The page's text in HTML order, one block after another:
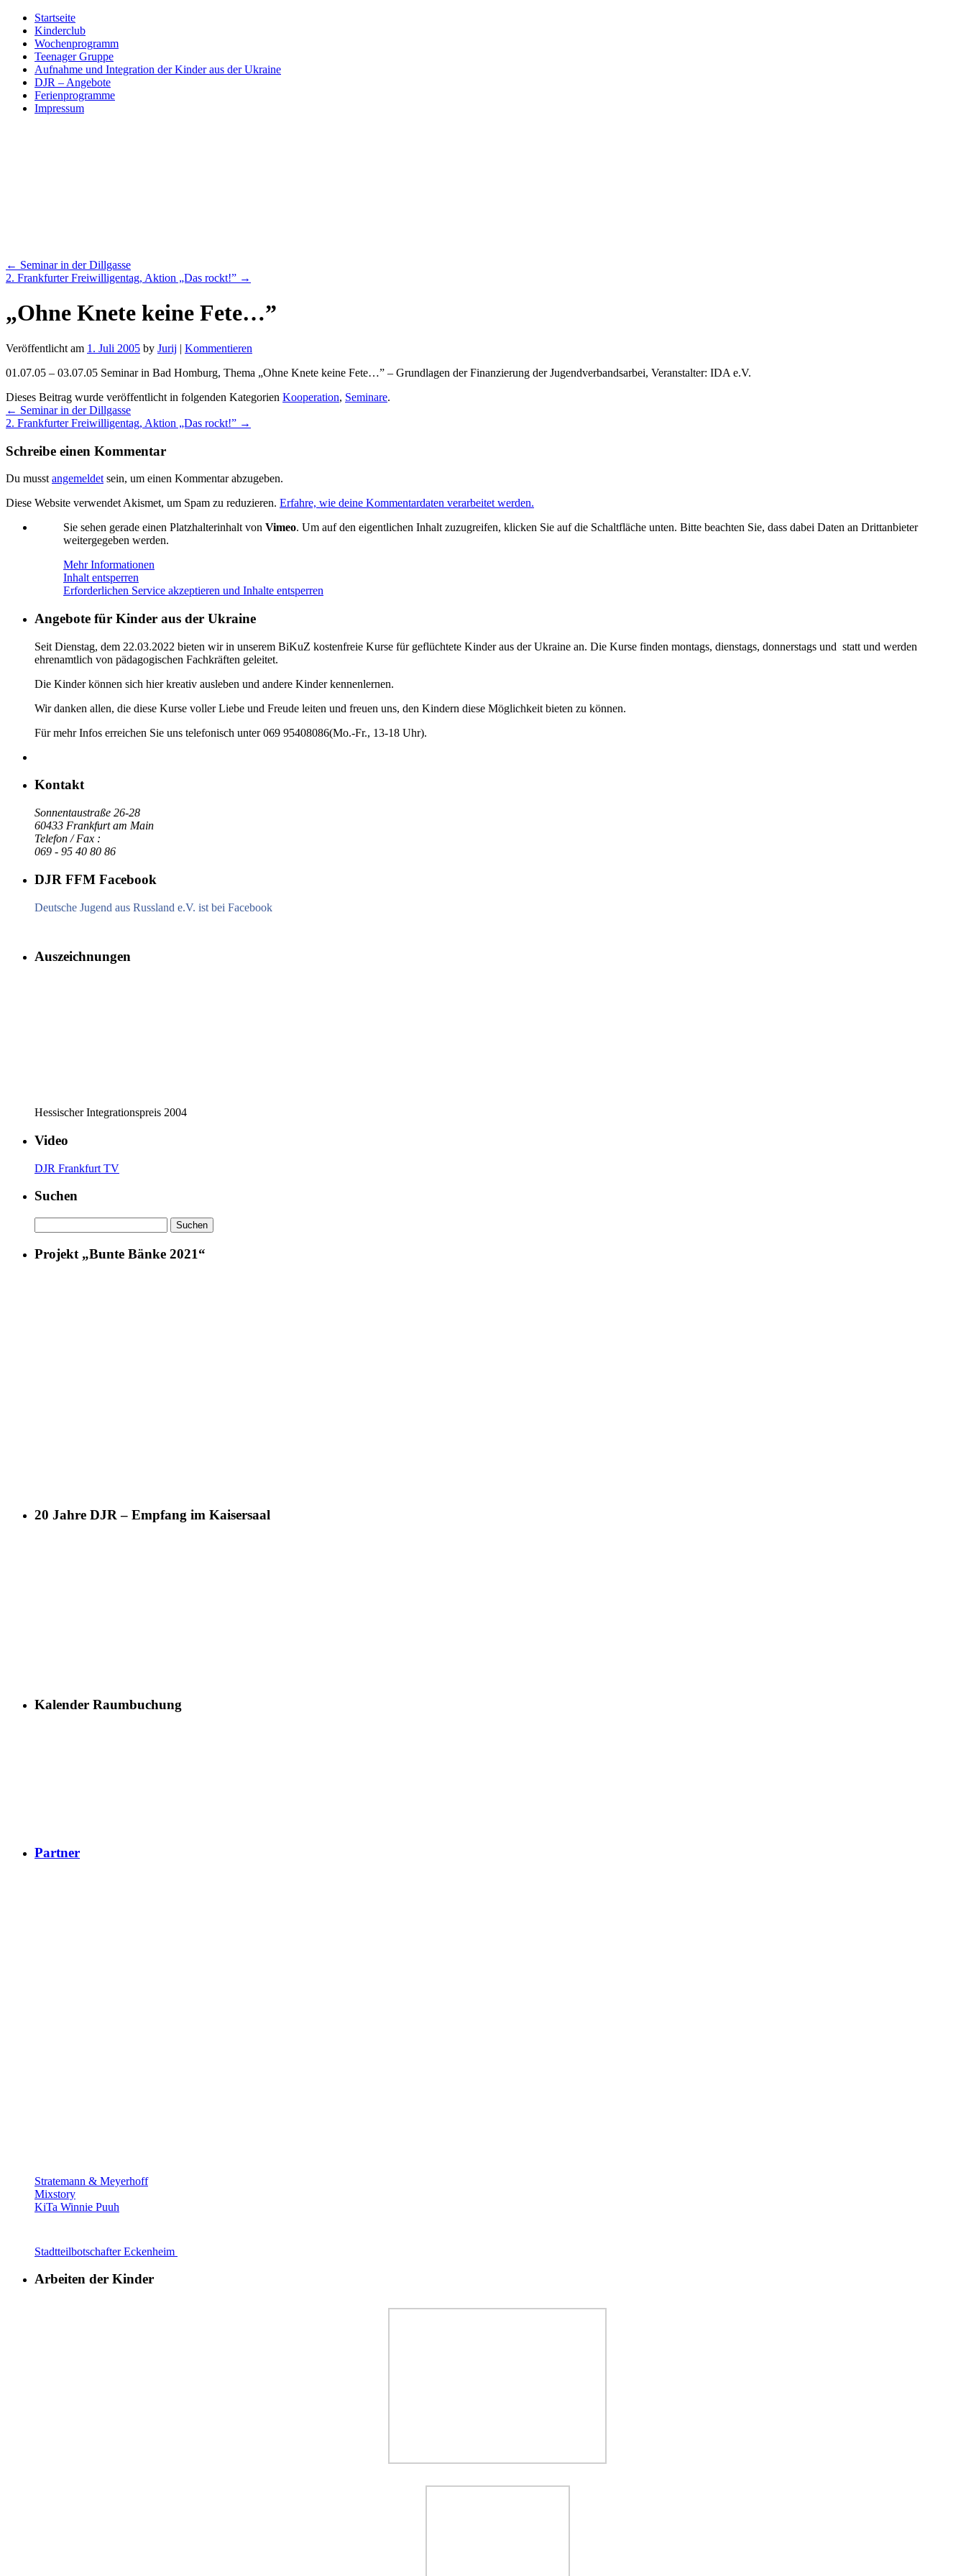
Skip
content
Startseite
Kinderclub
Wochenprogramm
Teenager Gruppe
Aufnahme und Integration der Kinder aus der Ukraine
DJR – Angebote
Ferienprogramme
Impressum
← Seminar in der Dillgasse
2. Frankfurter Freiwilligentag, Aktion „Das rockt!” →
„Ohne Knete keine Fete…”
Veröffentlicht am 1. Juli 2005 by Jurij | Kommentieren
01.07.05 – 03.07.05 Seminar in Bad Homburg, Thema „Ohne Knete keine Fete…” – Grundlagen der Finanzierung der Jugendverbandsarbei, Veranstalter: IDA e.V.
Dieses Beitrag wurde veröffentlicht in folgenden Kategorien Kooperation, Seminare.
← Seminar in der Dillgasse
2. Frankfurter Freiwilligentag, Aktion „Das rockt!” →
Schreibe einen Kommentar
Du musst angemeldet sein, um einen Kommentar abzugeben.
Diese Website verwendet Akismet, um Spam zu reduzieren. Erfahre, wie deine Kommentardaten verarbeitet werden.
Sie sehen gerade einen Platzhalterinhalt von Vimeo. Um auf den eigentlichen Inhalt zuzugreifen, klicken Sie auf die Schaltfläche unten. Bitte beachten Sie, dass dabei Daten an Drittanbieter
weitergegeben werden.
Mehr Informationen
Inhalt entsperren
Erforderlichen Service akzeptieren und Inhalte entsperren
Angebote für Kinder aus der Ukraine
Seit Dienstag, dem 22.03.2022 bieten wir in unserem BiKuZ kostenfreie Kurse für geflüchtete Kinder aus der Ukraine an. Die Kurse finden montags, dienstags, donnerstags und statt und werden
ehrenamtlich von pädagogischen Fachkräften geleitet.
Die Kinder können sich hier kreativ ausleben und andere Kinder kennenlernen.
Wir danken allen, die diese Kurse voller Liebe und Freude leiten und freuen uns, den Kindern diese Möglichkeit bieten zu können.
Für mehr Infos erreichen Sie uns telefonisch unter 069 95408086(Mo.-Fr., 13-18 Uhr).
Kontakt
Sonnentaustraße 26-28
60433 Frankfurt am Main
Telefon / Fax :
069 - 95 40 80 86
DJR FFM Facebook
Deutsche Jugend aus Russland e.V. ist bei Facebook
Auszeichnungen
Hessischer Integrationspreis 2004
Video
DJR Frankfurt TV
Suchen
nach:
Projekt „Bunte Bänke 2021“
20 Jahre DJR – Empfang im Kaisersaal
Kalender Raumbuchung
Partner
Stratemann & Meyerhoff
Mixstory
KiTa Winnie Puuh
Stadtteilbotschafter Eckenheim
Arbeiten der Kinder